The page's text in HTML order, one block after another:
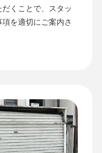
だくことで、スタッ
を適切にご案内さ